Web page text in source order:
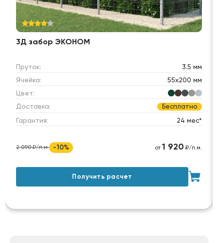
3Д забор ЭКОНОМ
Пруток:
3.5 мм
Ячейка:
55х200 мм
Цвет:
Доставка:
Бесплатно
Гарантия: 24 мес*
2 090 ₽/п.м. -10% от 1 920 ₽/п.м.
Получить расчет